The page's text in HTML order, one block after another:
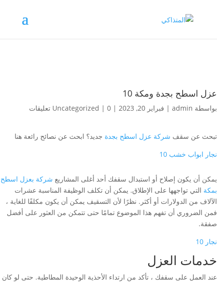
عزل اسطح بجدة ومكة 10
بواسطة admin
| فبراير 20, 2023 |
Uncategorized | 0 تعليقات
تبحث عن سقف شركة عزل اسطح بجدة جديد؟ ابحث عن نصائح رائعة هنا
نجار ابواب خشب 10
يمكن أن يكون إصلاح أو استبدال سقفك أحد أغلى المشاريع شركة بعزل اسطح
بمكة التي تواجهها على الإطلاق. يمكن أن تكلف الوظيفة المناسبة عشرات
الآلاف من الدولارات أو أكثر. نظرًا لأن التسقيف يمكن أن يكون مكلفًا للغاية ،
فمن الضروري أن تفهم هذا الموضوع تمامًا حتى تتمكن من العثور على أفضل
صفقة.
نجار 10
خدمات العزل
عند العمل على سقفك ، تأكد من ارتداء الأحذية الوحيدة المطاطية. حتى لو كان